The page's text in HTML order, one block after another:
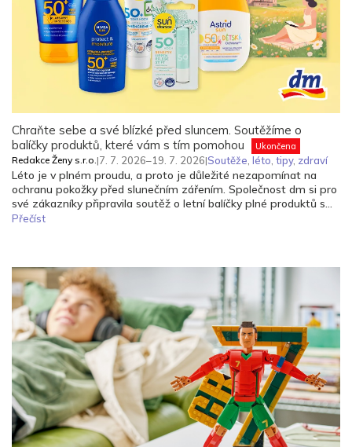
Chraňte sebe a své blízké před sluncem. Soutěžíme o
balíčky produktů, které vám s tím pomohou
Ukončena
Redakce Ženy s.r.o.|7. 7. 2026–19. 7. 2026|Soutěže léto tipy, zdraví
Léto je v plném proudu, a proto je důležité nezapomínat na
ochranu pokožky před slunečním zářením. Společnost dm si pro
své zákazníky připravila soutěž o letní balíčky plné produktů s
SPF ochranou.
Přečíst